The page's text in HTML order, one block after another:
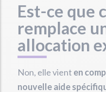
Est-ce que
remplace
allocation
Non, elle vient en
nouvelle aide